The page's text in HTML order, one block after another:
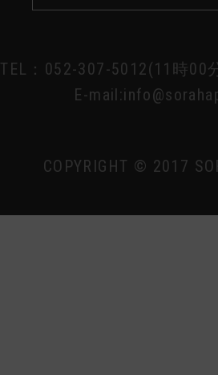
TEL：052-307-5012(11時00
E-
COPYRIGHT © 2017